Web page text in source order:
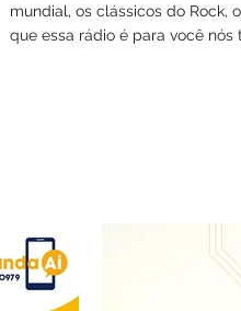
mundial, os clássicos do Rock,
que essa rádio é para você nós